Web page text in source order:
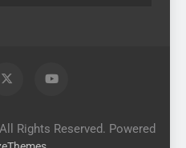
Rights Reserved. Powered